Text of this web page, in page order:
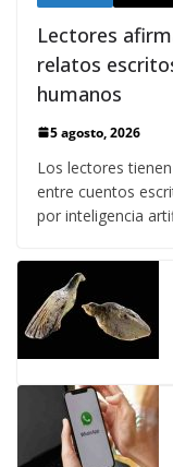
Lectores
relatos
humanos
5 agosto, 2026
Los lectores
entre cuentos
por inteligencia